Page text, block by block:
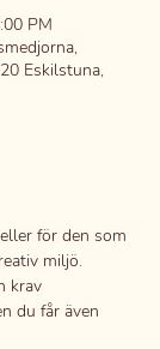
PM
Eskilstuna,
för den som
miljö.
krav
du får även